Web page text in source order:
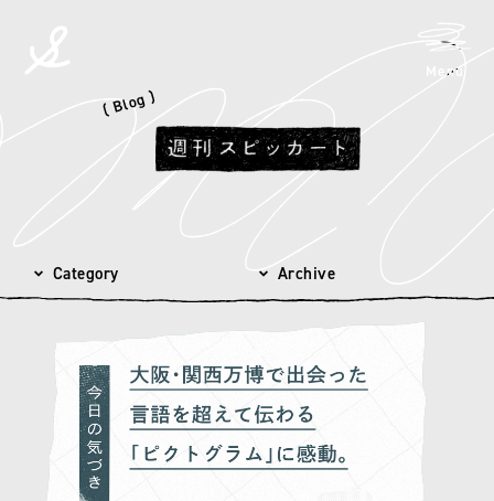
| スピッカート
メニ
Menu
( Blog )
Category
カテゴリを選択 Archive
月別アーカイブを選択